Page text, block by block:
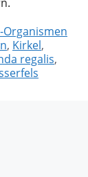
Organismen
, Kirkel,
regalis,